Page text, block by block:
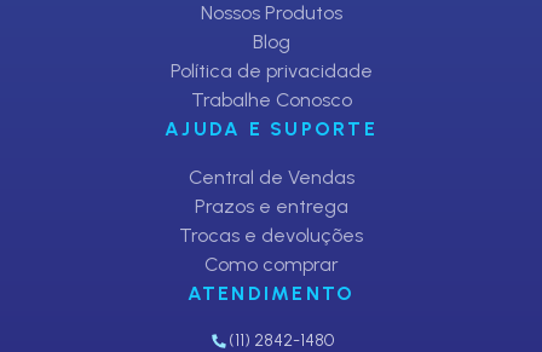
Nossos Produtos
Blog
Política de privacidade
Trabalhe Conosco
AJUDA E SUPORTE
Central de Vendas
Prazos e entrega
Trocas e devoluções
Como comprar
ATENDIMENTO
(11) 2842-1480